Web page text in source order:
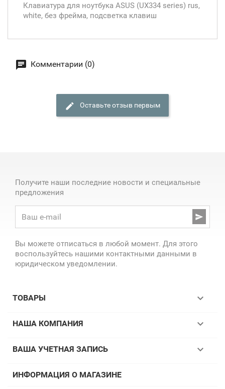
Клавиатура для ноутбука ASUS (UX334 series) rus,
white, без фрейма, подсветка клавиш
Комментарии (0)
Оставьте отзыв первым
Получите наши последние новости и специальные
предложения

Вы можете отписаться в любой момент. Для этого
воспользуйтесь нашими контактными данными в
юридическом уведомлении.
ТОВАРЫ 
НАША КОМПАНИЯ 
ВАША УЧЕТНАЯ ЗАПИСЬ 
ИНФОРМАЦИЯ О МАГАЗИНЕ